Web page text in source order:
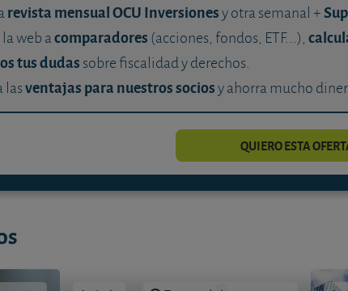
revista mensual OCU Inversionesy otra semanal +
web acomparadores (acciones, fondos, ETF...),
tus dudas sobre fiscalidad y derechos.
lasventajas para nuestros sociosy ahorra mucho
QUIERO ESTA